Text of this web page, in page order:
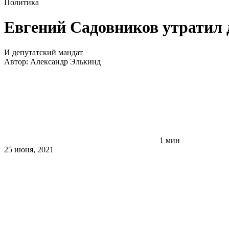
Политика
Евгений Садовников утратил
И депутатский мандат
Автор: Александр Элькинд
1 мин
25 июня, 2021